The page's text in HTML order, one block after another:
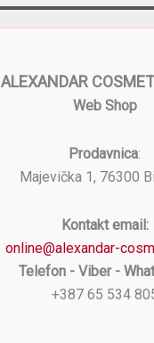
ALEXANDAR
Web Shop
Prodavnica:
Majevička 1, 76300
Kontakt email:
online@alexandar-
Telefon - Viber -
+387 65 534